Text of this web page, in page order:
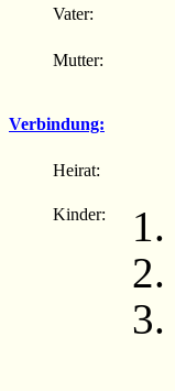
Vater:
Mutter:
Verbindung:
Heirat:
Kinder: